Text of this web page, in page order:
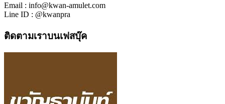
Email : info@kwan-amulet.com
Line ID : @kwanpra
ติดตามเราบนเฟสบุ๊ค